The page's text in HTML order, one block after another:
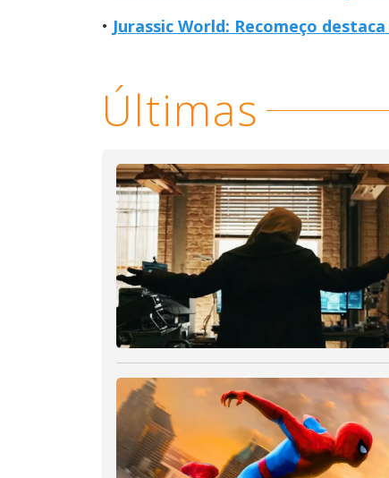
Jurassic World: Recomeço
Últimas